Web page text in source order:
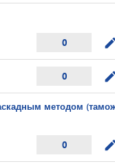
0
0
методом
0